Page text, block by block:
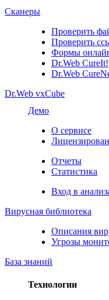
Сканеры
Проверить
Проверить
Формы
Dr.Web CureIt!
Dr.Web
Dr.Web vxCube
Демо
О сервисе
Отчеты
Статистика
Вход в
Вирусная библиотека
Описания
Угрозы
База знаний
Технологии